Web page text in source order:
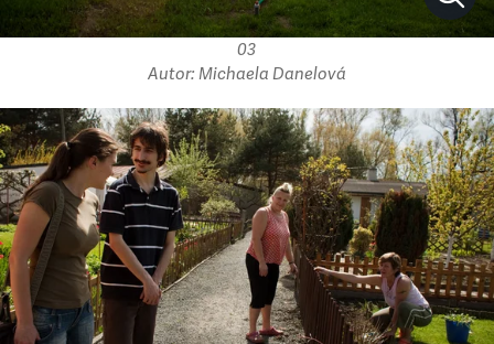
03
Autor: Michaela Danelová